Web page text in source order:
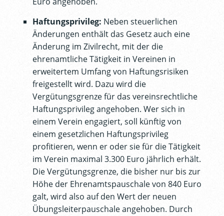
Haftungsprivileg: Neben steuerlichen
Änderungen enthält das Gesetz auch eine
Änderung im Zivilrecht, mit der die
ehrenamtliche Tätigkeit in Vereinen in
erweitertem Umfang von Haftungsrisiken
freigestellt wird. Dazu wird die
Vergütungsgrenze für das vereinsrechtliche
Haftungsprivileg angehoben. Wer sich in
einem Verein engagiert, soll künftig von
einem gesetzlichen Haftungsprivileg
profitieren, wenn er oder sie für die Tätigkeit
im Verein maximal 3.300 Euro jährlich erhält.
Die Vergütungsgrenze, die bisher nur bis zur
Höhe der Ehrenamtspauschale von 840 Euro
galt, wird also auf den Wert der neuen
Übungsleiterpauschale angehoben. Durch